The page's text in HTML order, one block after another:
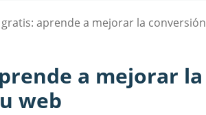
gratis: aprende a mejorar la conversión
a mejorar la
web